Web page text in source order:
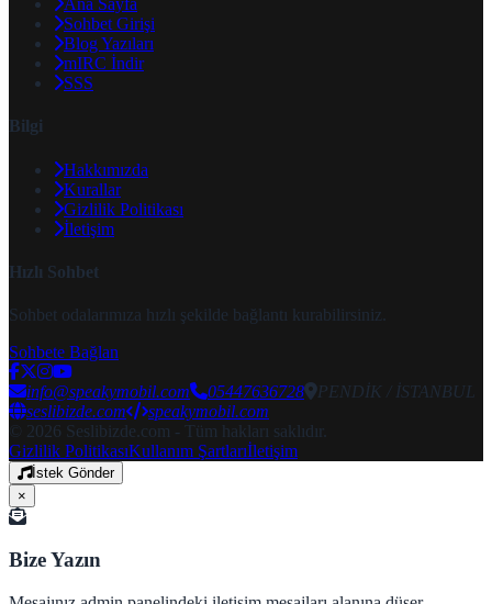
Ana Sayfa
Sohbet Girişi
Blog Yazıları
mIRC İndir
SSS
Bilgi
Hakkımızda
Kurallar
Gizlilik Politikası
İletişim
Hızlı Sohbet
Sohbet odalarımıza hızlı şekilde bağlantı kurabilirsiniz.
Sohbete Bağlan
info@speakymobil.com 05447636728
PENDİK / İSTANBUL
seslibizde.com
speakymobil.com
© 2026 Seslibizde.com - Tüm hakları saklıdır.
Gizlilik PolitikasıKullanım Şartlarıİletişim
İstek Gönder
×
Bize Yazın